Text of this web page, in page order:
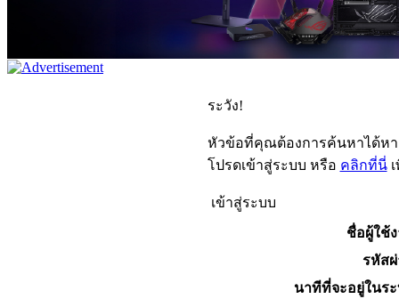
ระวัง!
หัวข้อที่คุณต้องการค้นหาได้ห
โปรดเข้าสู่ระบบ หรือ คลิกที่นี่เ
เข้าสู่ระบบ
ชื่อผู้ใช้
รหัส
นาทีที่จะอยู่ในร